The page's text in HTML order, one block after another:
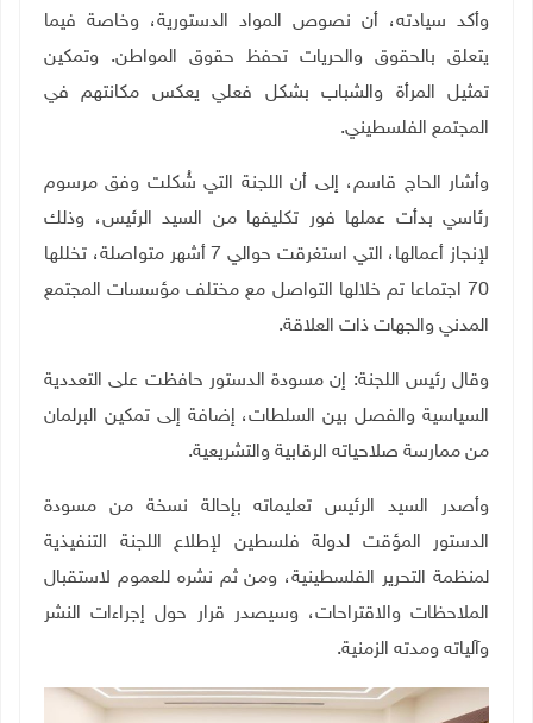
وأكد سيادته، أن نصوص المواد الدستورية، وخاصة فيما
يتعلق بالحقوق والحريات تحفظ حقوق المواطن. وتمكين
تمثيل المرأة والشباب بشكل فعلي يعكس مكانتهم في
المجتمع الفلسطيني.
وأشار الحاج قاسم، إلى أن اللجنة التي شُكلت وفق مرسوم
رئاسي بدأت عملها فور تكليفها من السيد الرئيس، وذلك
لإنجاز أعمالها، التي استغرقت حوالي 7 أشهر متواصلة، تخللها
70 اجتماعا تم خلالها التواصل مع مختلف مؤسسات المجتمع
المدني والجهات ذات العلاقة.
وقال رئيس اللجنة: إن مسودة الدستور حافظت على التعددية
السياسية والفصل بين السلطات، إضافة إلى تمكين البرلمان
من ممارسة صلاحياته الرقابية والتشريعية.
وأصدر السيد الرئيس تعليماته بإحالة نسخة من مسودة
الدستور المؤقت لدولة فلسطين لإطلاع اللجنة التنفيذية
لمنظمة التحرير الفلسطينية، ومن ثم نشره للعموم لاستقبال
الملاحظات والاقتراحات، وسيصدر قرار حول إجراءات النشر
وآلياته ومدته الزمنية.